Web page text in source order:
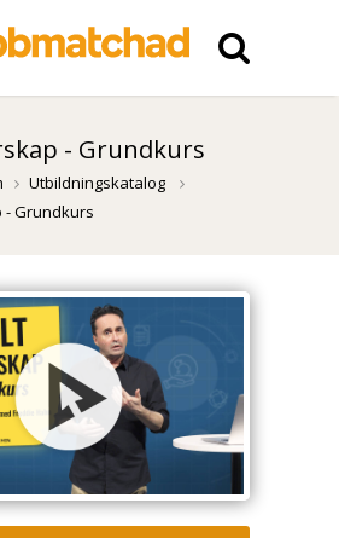
- Grundkurs
Utbildningskatalog
- Grundkurs